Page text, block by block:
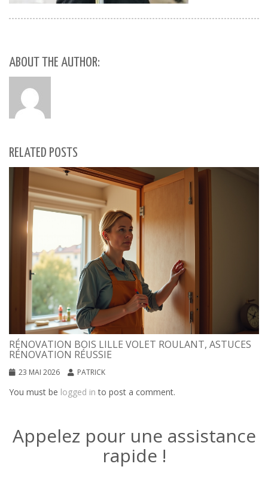
ABOUT THE AUTHOR:
RELATED POSTS
RÉNOVATION BOIS LILLE VOLET ROULANT, ASTUCES
RÉNOVATION RÉUSSIE
23 MAI 2026 PATRICK
You must be logged in to post a comment.
Appelez pour une assistance
rapide !